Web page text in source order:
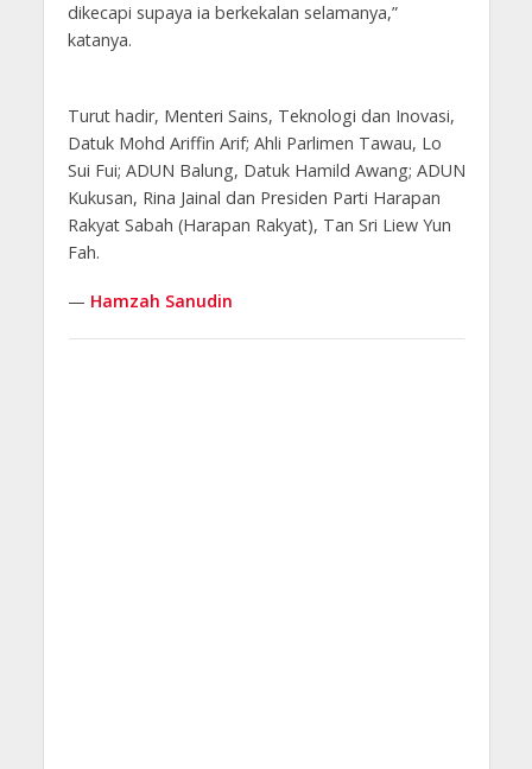
dikecapi supaya ia berkekalan selamanya,”
katanya.
Turut hadir, Menteri Sains, Teknologi dan Inovasi,
Datuk Mohd Ariffin Arif; Ahli Parlimen Tawau, Lo
Sui Fui; ADUN Balung, Datuk Hamild Awang; ADUN
Kukusan, Rina Jainal dan Presiden Parti Harapan
Rakyat Sabah (Harapan Rakyat), Tan Sri Liew Yun
Fah.
— Hamzah Sanudin